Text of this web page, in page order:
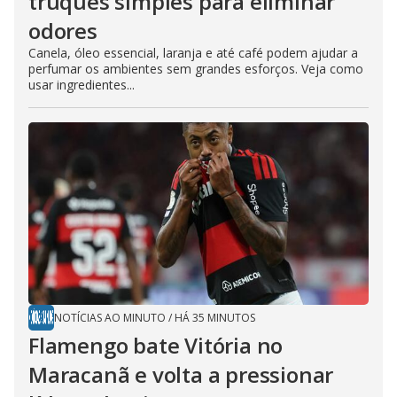
odores
Canela, óleo essencial, laranja e até café podem ajudar a
perfumar os ambientes sem grandes esforços. Veja como
usar ingredientes...
NOTÍCIAS AO MINUTO / HÁ 35 MINUTOS
Flamengo bate Vitória no
Maracanã e volta a pressionar